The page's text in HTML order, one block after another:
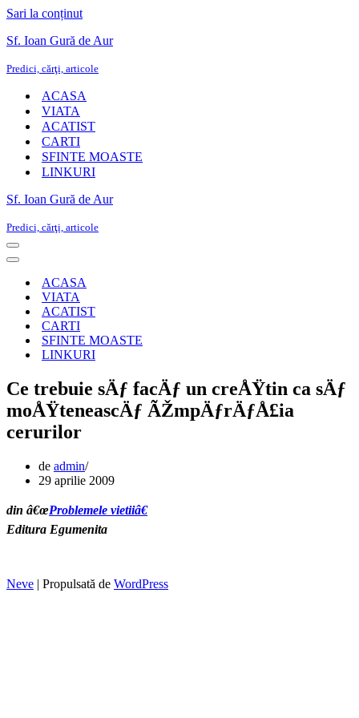
Sari la conținut
Sf. Ioan Gură de Aur
Predici, cărţi, articole
ACASA
VIATA
ACATIST
CARTI
SFINTE MOASTE
LINKURI
Sf. Ioan Gură de Aur
Predici, cărţi, articole
Meniu
de
Meniu
navigareACASA
VIATA
ACATIST
CARTI
SFINTE MOASTE
LINKURI
Ce trebuie sÄƒ facÄƒ un creÅŸtin ca sÄƒ
moÅŸteneascÄƒ ÃŽmpÄƒrÄƒÅ£ia
cerurilor
de admin
29 aprilie 2009
din â€œProblemele vietiiâ€
Editura Egumenita
Neve | Propulsată de WordPress